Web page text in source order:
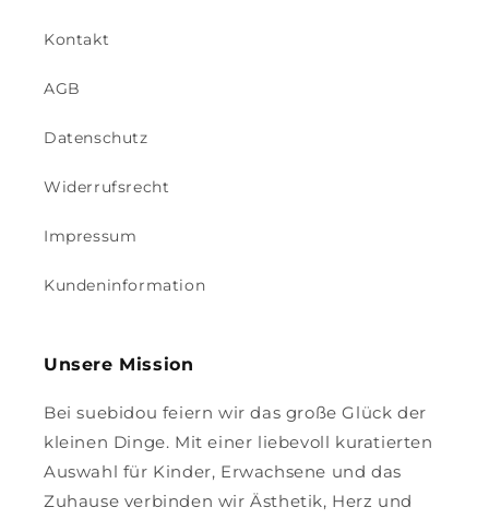
Kontakt
AGB
Datenschutz
Widerrufsrecht
Impressum
Kundeninformation
Unsere Mission
Bei suebidou feiern wir das große Glück der
kleinen Dinge. Mit einer liebevoll kuratierten
Auswahl für Kinder, Erwachsene und das
Zuhause verbinden wir Ästhetik, Herz und